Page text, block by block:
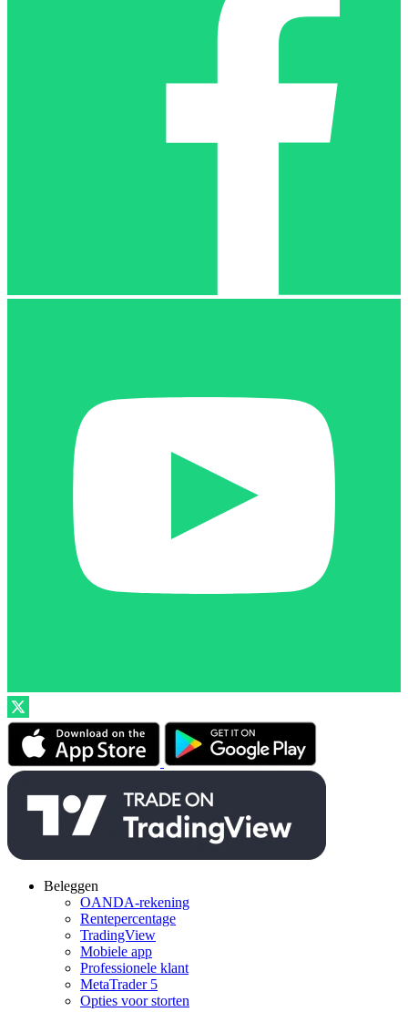
Beleggen
OANDA-rekening
Rentepercentage
TradingView
Mobiele app
Professionele klant
MetaTrader 5
Opties voor storten